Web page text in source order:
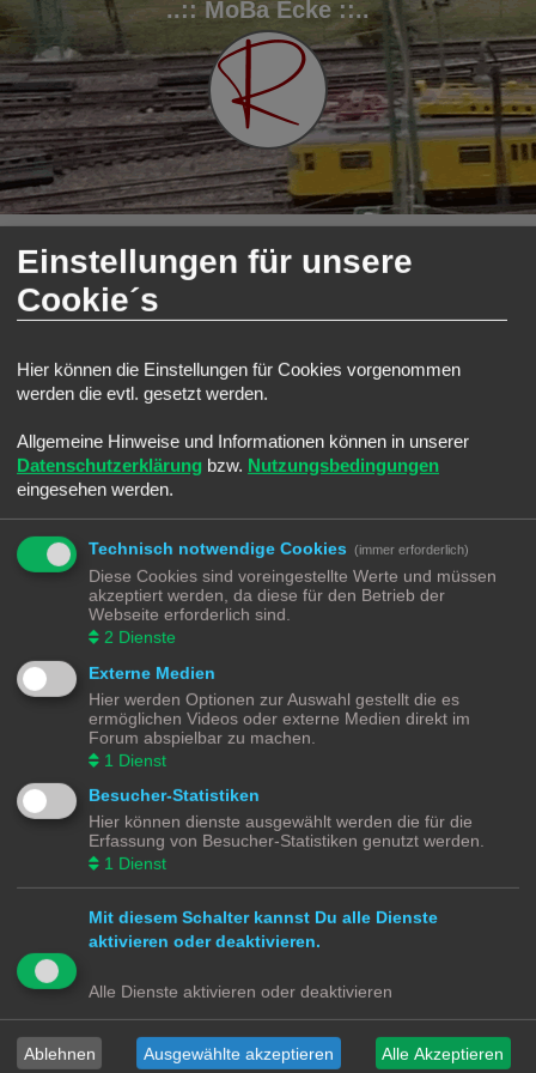
..:: MoBa Ecke ::..
Modellbahnforum Forum Grundlagen Gleisplanung
Gleisplanung
1 Thema • Seite1von1
Planung und Ausführung der Ebene 0
Letzter Beitrag vonRalph«Fr 11. Mär 2022, 15:29
Antworten:
Bewertung: 14.29%
Neues Thema
1 Thema • Seite
Gehe zu
Du darfst
keineneuen Themen in diesem Forum erstellen.
Du darfst keine Antworten zu Themen in diesem Forum erstellen.
Du darfst deine Beiträge in diesem Forumnicht ändern.
Du darfst deine Beiträge in diesem Forumnicht löschen.
keineDateianhänge in diesem Forum erstellen.
Deutsche Übersetzung durchphpBB.de
Datenschutz|Nutzungsbedingungen
Webseiten
Olli's Modellbahn Seite
Von Klockenstedt über Bürenwerder nach Klingsiel
Einstellungen für unsere
Cookie´s
Hier können die Einstellungen für Cookies vorgenommen
werden die evtl. gesetzt werden.
Allgemeine Hinweise und Informationen können in unserer
Datenschutzerklärung bzw. Nutzungsbedingungen
eingesehen werden.
Technisch notwendige Cookies (immer erforderlich)
Diese Cookies sind voreingestellte Werte und müssen
akzeptiert werden, da diese für den Betrieb der
Webseite erforderlich sind.
2 Dienste
Externe Medien
Hier werden Optionen zur Auswahl gestellt die es
ermöglichen Videos oder externe Medien direkt im
Forum abspielbar zu machen.
1 Dienst
Besucher-Statistiken
Hier können dienste ausgewählt werden die für die
Erfassung von Besucher-Statistiken genutzt werden.
1 Dienst
Mit diesem Schalter kannst Du alle Dienste
aktivieren oder deaktivieren.
Alle Dienste aktivieren oder deaktivieren
Ablehnen Ausgewählte akzeptieren Alle Akzeptieren